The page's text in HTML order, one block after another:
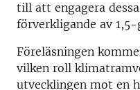
till att engagera
förverkligande av
Föreläsningen
vilken roll
utvecklingen mot en